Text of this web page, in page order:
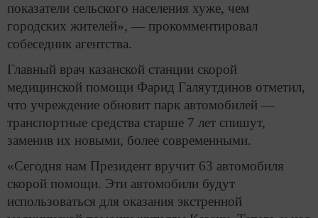
показатели сельского населения хуже, чем
городских жителей», — прокомментировал
собеседник агентства.
Главный врач казанской станции скорой
медицинской помощи Фарид Галяутдинов отметил,
что учреждение обновит парк автомобилей —
транспортные средства старше 7 лет спишут,
заменив их новыми, более современными.
«Сегодня нам Президент вручит 63 автомобиля
скорой помощи. Эти автомобили будут
использоваться для оказания экстренной